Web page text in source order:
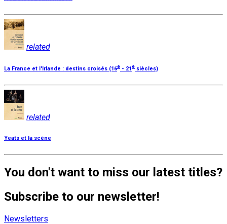
related
La France et l'Irlande : destins croisés (16e - 21 e siècles)
related
Yeats et la scène
You don't want to miss our latest titles?
Subscribe to our newsletter!
Newsletters